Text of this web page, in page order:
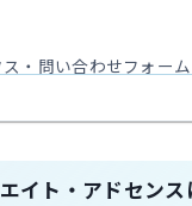
・問い合わせフォー
イト・アドセンス